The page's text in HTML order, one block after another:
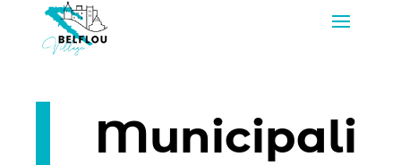
Municipali